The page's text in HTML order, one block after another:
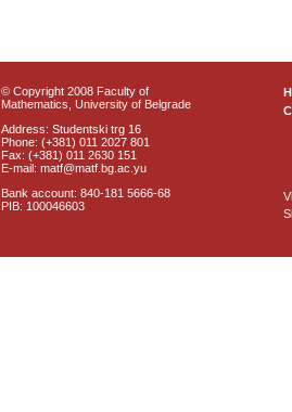
© Copyright 2008 Faculty of
Mathematics, University of Belgrade
Address: Studentski trg 16
Phone: (+381) 011 2027 801
Fax: (+381) 011 2630 151
E-mail: matf@matf.bg.ac.yu
Bank account: 840-181 5666-68
PIB: 100046603